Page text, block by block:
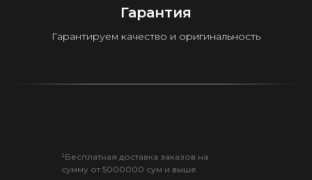
Гарантия
Гарантируем качество и оригинальность
¹Бесплатная доставка заказов на
сумму от 5000000 сум и выше.